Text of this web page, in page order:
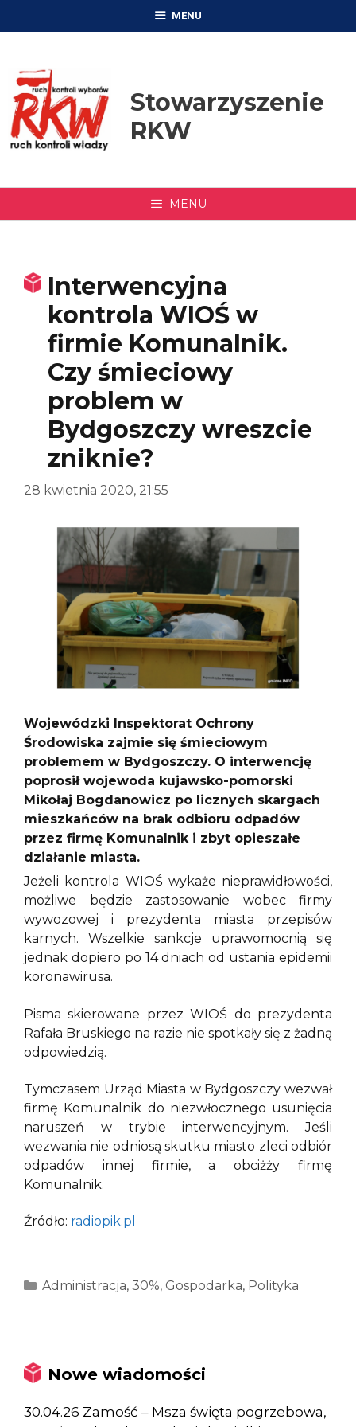
MENU
Stowarzyszenie
RKW
MENU
Interwencyjna
kontrola WIOŚ w
firmie Komunalnik.
Czy śmieciowy
problem w
Bydgoszczy wreszcie
zniknie?
28 kwietnia 2020, 21:55
Wojewódzki Inspektorat Ochrony
Środowiska zajmie się śmieciowym
problemem w Bydgoszczy. O interwencję
poprosił wojewoda kujawsko-pomorski
Mikołaj Bogdanowicz po licznych skargach
mieszkańców na brak odbioru odpadów
przez firmę Komunalnik i zbyt opieszałe
działanie miasta.
Jeżeli kontrola WIOŚ wykaże nieprawidłowości,
możliwe będzie zastosowanie wobec firmy
wywozowej i prezydenta miasta przepisów
karnych. Wszelkie sankcje uprawomocnią się
jednak dopiero po 14 dniach od ustania epidemii
koronawirusa.
Pisma skierowane przez WIOŚ do prezydenta
Rafała Bruskiego na razie nie spotkały się z żadną
odpowiedzią.
Tymczasem Urząd Miasta w Bydgoszczy wezwał
firmę Komunalnik do niezwłocznego usunięcia
naruszeń w trybie interwencyjnym. Jeśli
wezwania nie odniosą skutku miasto zleci odbiór
odpadów innej firmie, a obciżży firmę
Komunalnik.
Źródło: radiopik.pl
Kategorie
Administracja, 30%, Gospodarka, Polityka
Nowe wiadomości
30.04.26 Zamość – Msza święta pogrzebowa,